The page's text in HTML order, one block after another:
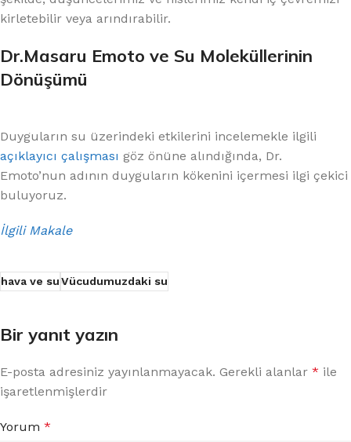
kirletebilir veya arındırabilir.
Dr.Masaru Emoto ve Su Moleküllerinin
Dönüşümü
Duyguların su üzerindeki etkilerini incelemekle ilgili
açıklayıcı çalışması göz önüne alındığında, Dr.
Emoto’nun adının duyguların kökenini içermesi ilgi çekici
buluyoruz.
İlgili Makale
hava ve suVücudumuzdaki su
Bir yanıt yazın
E-posta adresiniz yayınlanmayacak. Gerekli alanlar * ile
işaretlenmişlerdir
Yorum *